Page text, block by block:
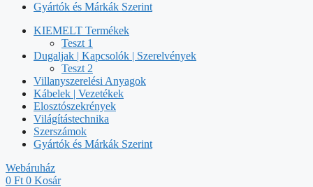
Gyártók és Márkák Szerint
KIEMELT Termékek
Teszt 1
Dugaljak | Kapcsolók | Szerelvények
Teszt 2
Villanyszerelési Anyagok
Kábelek | Vezetékek
Elosztószekrények
Világítástechnika
Szerszámok
Gyártók és Márkák Szerint
Webáruház
0 Ft 0 Kosár